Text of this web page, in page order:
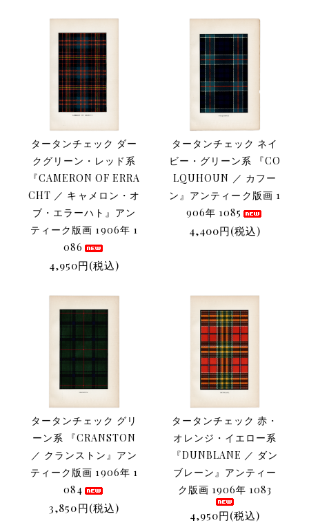
タータンチェック ダー
クグリーン・レッド系
『CAMERON OF ERRA
CHT ／ キャメロン・オ
ブ・エラーハト』アン
ティーク版画 1906年 1
086
4,950円(税込)
タータンチェック ネイ
ビー・グリーン系 『CO
LQUHOUN ／ カフー
ン』アンティーク版画 1
906年 1085
4,400円(税込)
タータンチェック グリ
ーン系 『CRANSTON
／ クランストン』アン
ティーク版画 1906年 1
084
3,850円(税込)
タータンチェック 赤・
オレンジ・イエロー系
『DUNBLANE ／ ダン
ブレーン』アンティー
ク版画 1906年 1083
4,950円(税込)